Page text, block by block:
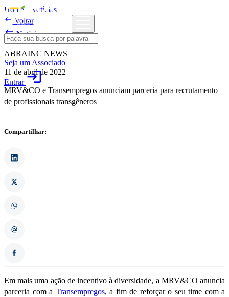
Seja um Associado
Entrarlogin
Home/Notícias
 Voltar
Notícias
ABRAINC NEWS
11 de abril de 2022
MRV&CO e Transempregos anunciam parceria para recrutamento
de profissionais transgêneros
Compartilhar:
Em mais uma ação de incentivo à diversidade, a MRV&CO anuncia
parceria com a Transempregos, a fim de reforçar o seu time com a